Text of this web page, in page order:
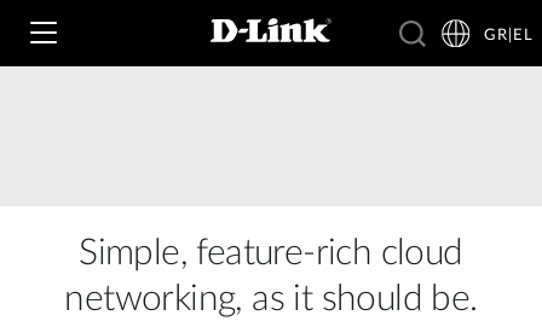
4G & 5G
Δικτυακές Κάμερες
Switching
GR|EL
Simple, feature-rich cloud
networking, as it should be.